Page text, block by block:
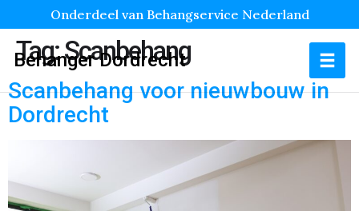
Onderdeel van Behangservice Nederland
Behanger Dordrecht
Tag:Scanbehang
Scanbehang voor nieuwbouw in
Dordrecht